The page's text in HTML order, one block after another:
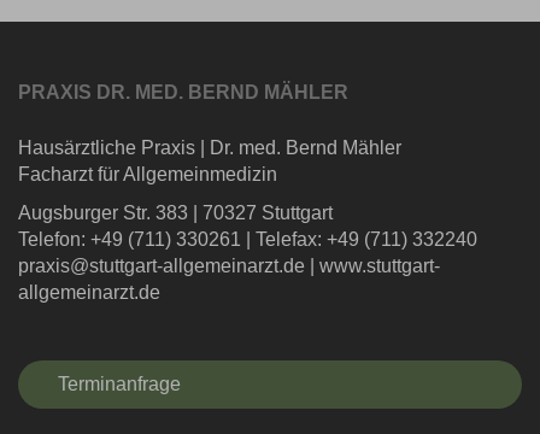
PRAXIS DR. MED. BERND MÄHLER
Hausärztliche Praxis
Dr. med. Bernd Mähler
Facharzt für Allgemeinmedizin
Augsburger Str. 383
70327 Stuttgart
Telefon: +49 (711) 330261
Telefax: +49 (711) 332240
praxis@stuttgart-allgemeinarzt.de
www.stuttgart-
allgemeinarzt.de
Terminanfrage